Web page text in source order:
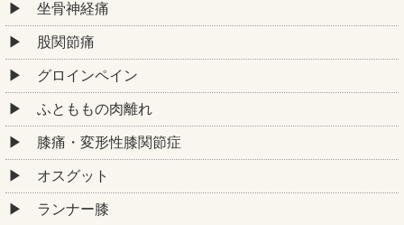
坐骨神経痛
股関節痛
グロインペイン
ふとももの肉離れ
膝痛・変形性膝関節症
オスグット
ランナー膝